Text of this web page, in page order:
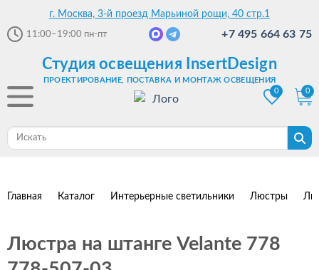
г. Москва, 3-й проезд Марьиной рощи, 40 стр.1
11:00–19:00 пн-пт +7 495 664 63 75
Студия освещения InsertDesign
ПРОЕКТИРОВАНИЕ, ПОСТАВКА И МОНТАЖ ОСВЕЩЕНИЯ
0
0
Главная Каталог Интерьерные светильники Люстры
Люстра на штанге Velante 778